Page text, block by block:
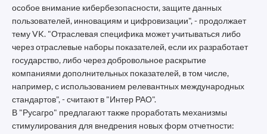
особое внимание кибербезопасности, защите данных
пользователей, инновациям и цифровизации", - продолжает
тему VK. "Отраслевая специфика может учитываться либо
через отраслевые наборы показателей, если их разработает
государство, либо через добровольное раскрытие
компаниями дополнительных показателей, в том числе,
например, с использованием релевантных международных
стандартов", - считают в "Интер РАО".
В "Русагро" предлагают также проработать механизмы
стимулирования для внедрения новых форм отчетности: